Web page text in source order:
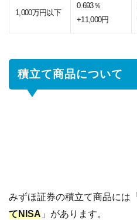
1,000万円以下
0.693％
+11,000円
積立て商品について
みずほ証券の積立て商品には「
てNISA 」があります。